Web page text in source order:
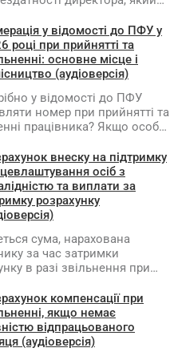
заробітної плати під час
діяльності
у відомості до ПФУ у
році при прийнятті та
основне місце і
(аудіоверсія)
у відомості до ПФУ
номер при прийнятті та
працівника? Якщо особа
та за сумісництвом,
це як два роботодавці?
внеску на підтримку
осіб з
та виплати за
розрахунку
сума, нарахована
за час затримки
в разі звільнення при
плати (винагороди), для
внеску на підтримку
осіб з
компенсації при
якщо немає
відпрацьованого
(аудіоверсія)